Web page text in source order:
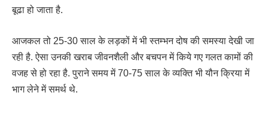
बूढा हो जाता है.
आजकल तो 25-30 साल के लड़कों में भी स्तम्भन दोष की समस्या देखी जा
रही है. ऐसा उनकी खराब जीवनशैली और बचपन में किये गए गलत कामों की
वजह से हो रहा है. पुराने समय में 70-75 साल के व्यक्ति भी यौन क्रिया में
भाग लेने में समर्थ थे.